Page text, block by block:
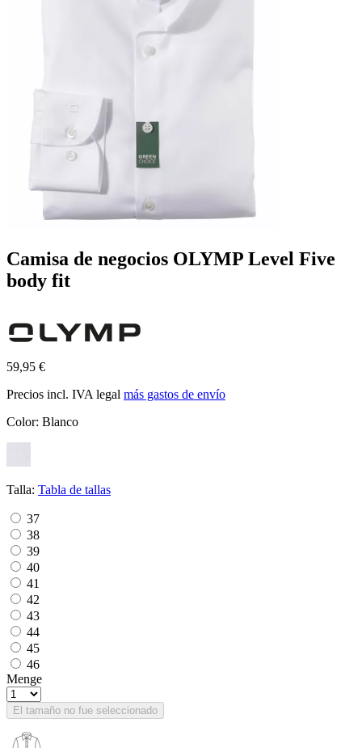
Camisa de negocios OLYMP Level Five
body fit
59,95 €
Precios incl. IVA legal más gastos de envío
Color: Blanco
Talla: Tabla de tallas
37
38
39
40
41
42
43
44
45
46
Menge
El tamaño no fue seleccionado